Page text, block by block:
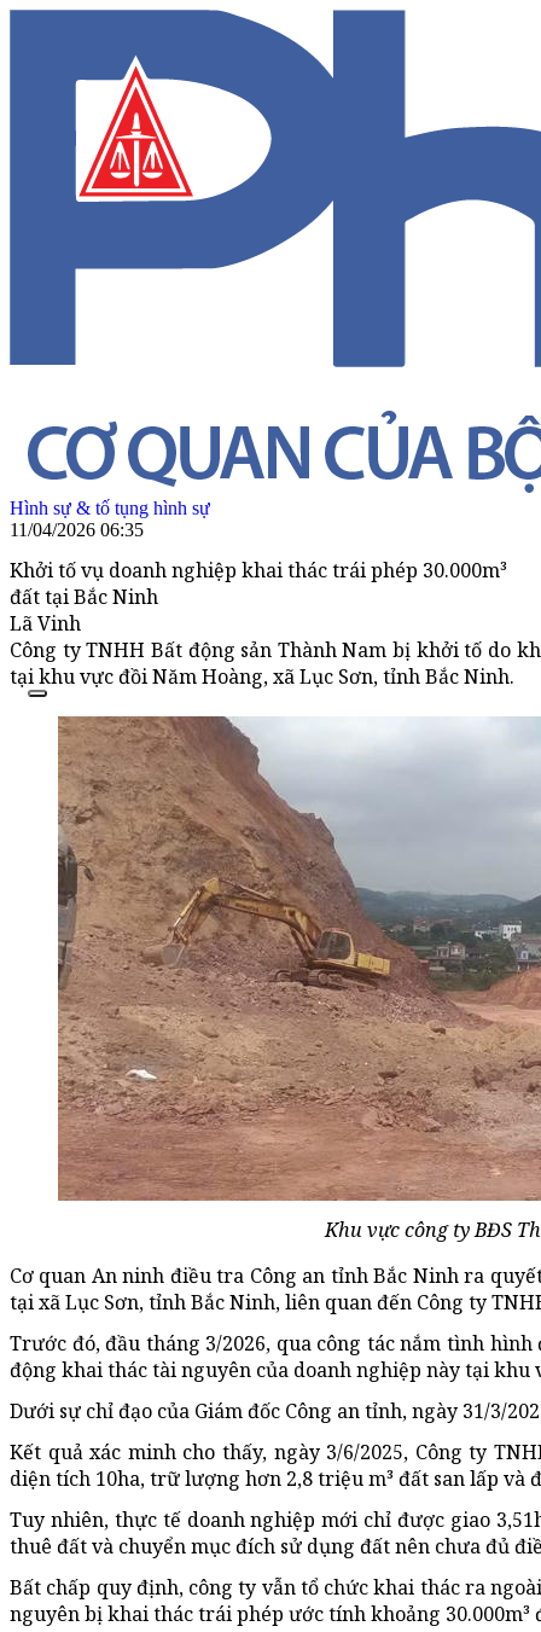
Hình sự & tố tụng hình sự
11/04/2026 06:35
Khởi tố vụ doanh nghiệp khai thác trái phép 30.000m³
đất tại Bắc Ninh
Lã Vinh
Công ty TNHH Bất động sản Thành Nam bị khởi tố do
tại khu vực đồi Năm Hoàng, xã Lục Sơn, tỉnh Bắc Ninh.
Khu vực công ty BĐS
Cơ quan An ninh điều tra Công an tỉnh Bắc Ninh ra
tại xã Lục Sơn, tỉnh Bắc Ninh, liên quan đến Công ty
Trước đó, đầu tháng 3/2026, qua công tác nắm tình
động khai thác tài nguyên của doanh nghiệp này tại khu
Dưới sự chỉ đạo của Giám đốc Công an tỉnh, ngày 31/3/
Kết quả xác minh cho thấy, ngày 3/6/2025, Công ty
diện tích 10ha, trữ lượng hơn 2,8 triệu m³ đất san lấp và
Tuy nhiên, thực tế doanh nghiệp mới chỉ được giao
thuê đất và chuyển mục đích sử dụng đất nên chưa đủ
Bất chấp quy định, công ty vẫn tổ chức khai thác ra
nguyên bị khai thác trái phép ước tính khoảng 30.000m³